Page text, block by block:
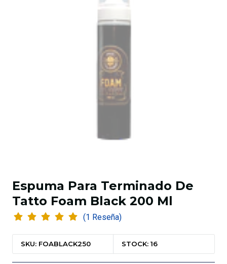
Espuma Para Terminado De
Tatto Foam Black 200 Ml
(1 Reseña)
SKU: FOABLACK250 STOCK: 16